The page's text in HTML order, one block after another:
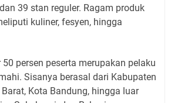
39 stan reguler. Ragam produk
kuliner, fesyen, hingga
persen peserta merupakan pelaku
Sisanya berasal dari Kabupaten
Kota Bandung, hingga luar